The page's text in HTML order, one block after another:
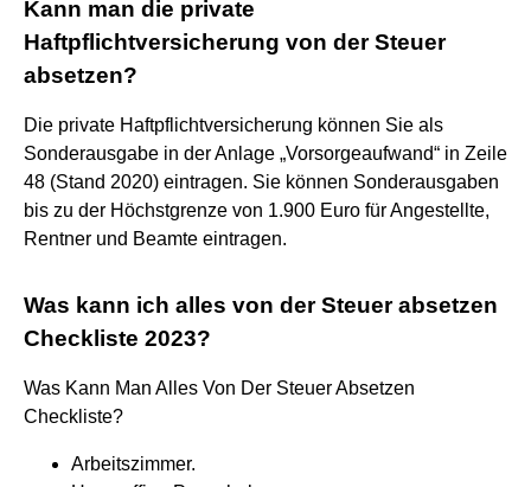
Kann man die private
Haftpflichtversicherung von der Steuer
absetzen?
Die private Haftpflichtversicherung können Sie als
Sonderausgabe in der Anlage „Vorsorgeaufwand“ in Zeile
48 (Stand 2020) eintragen. Sie können Sonderausgaben
bis zu der Höchstgrenze von 1.900 Euro für Angestellte,
Rentner und Beamte eintragen.
Was kann ich alles von der Steuer absetzen
Checkliste 2023?
Was Kann Man Alles Von Der Steuer Absetzen
Checkliste?
Arbeitszimmer.